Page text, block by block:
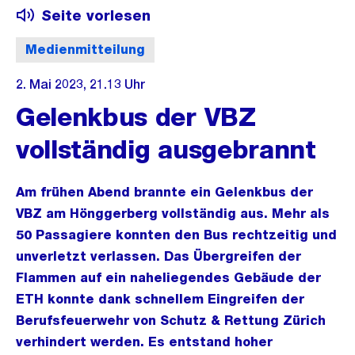
Medienmitteilung
Seite vorlesen
2. Mai 2023, 21.13 Uhr
Gelenkbus der VBZ
vollständig ausgebrannt
Am frühen Abend brannte ein Gelenkbus der
VBZ am Hönggerberg vollständig aus. Mehr als
50 Passagiere konnten den Bus rechtzeitig und
unverletzt verlassen. Das Übergreifen der
Flammen auf ein naheliegendes Gebäude der
ETH konnte dank schnellem Eingreifen der
Berufsfeuerwehr von Schutz & Rettung Zürich
verhindert werden. Es entstand hoher